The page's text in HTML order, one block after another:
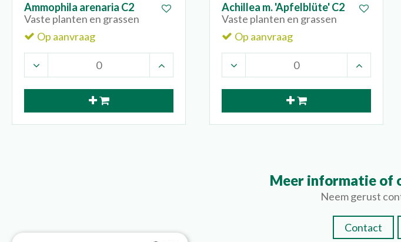
Ammophila arenaria C2
Vaste planten en grassen
Op aanvraag
Achillea m. 'Apfelblüte' C2
Vaste planten en grassen
Op aanvraag
Meer informatie of
Neem gerust
Contact